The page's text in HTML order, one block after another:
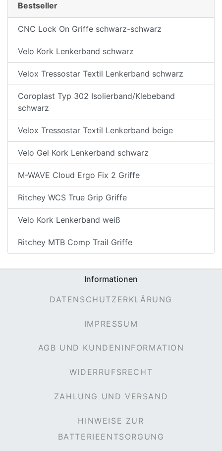
Bestseller
CNC Lock On Griffe schwarz-schwarz
Velo Kork Lenkerband schwarz
Velox Tressostar Textil Lenkerband schwarz
Coroplast Typ 302 Isolierband/Klebeband
schwarz
Velox Tressostar Textil Lenkerband beige
Velo Gel Kork Lenkerband schwarz
M-WAVE Cloud Ergo Fix 2 Griffe
Ritchey WCS True Grip Griffe
Velo Kork Lenkerband weiß
Ritchey MTB Comp Trail Griffe
Informationen
DATENSCHUTZERKLÄRUNG
IMPRESSUM
AGB UND KUNDENINFORMATION
WIDERRUFSRECHT
ZAHLUNG UND VERSAND
HINWEISE ZUR
BATTERIEENTSORGUNG